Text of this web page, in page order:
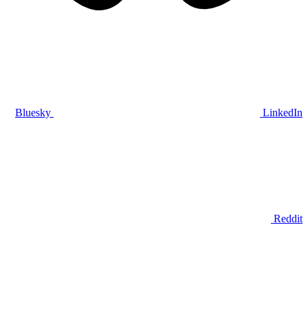
Bluesky LinkedIn
Reddit